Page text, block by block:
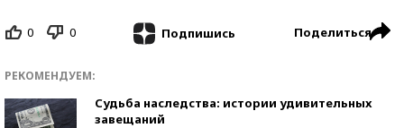
0 0 Подпишись Поделиться
РЕКОМЕНДУЕМ:
Судьба наследства: истории удивительных
завещаний